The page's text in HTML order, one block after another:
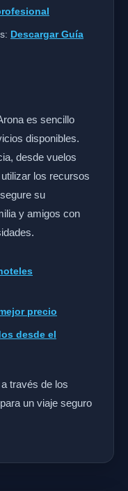
Descargar Guía
es sencillo
disponibles.
desde vuelos
los recursos
su
y amigos con
precio
desde el
través de los
un viaje seguro